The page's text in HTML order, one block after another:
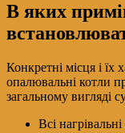
В яких
Конкретні місця і
опалювальні котли
загальному вигляді
Всі